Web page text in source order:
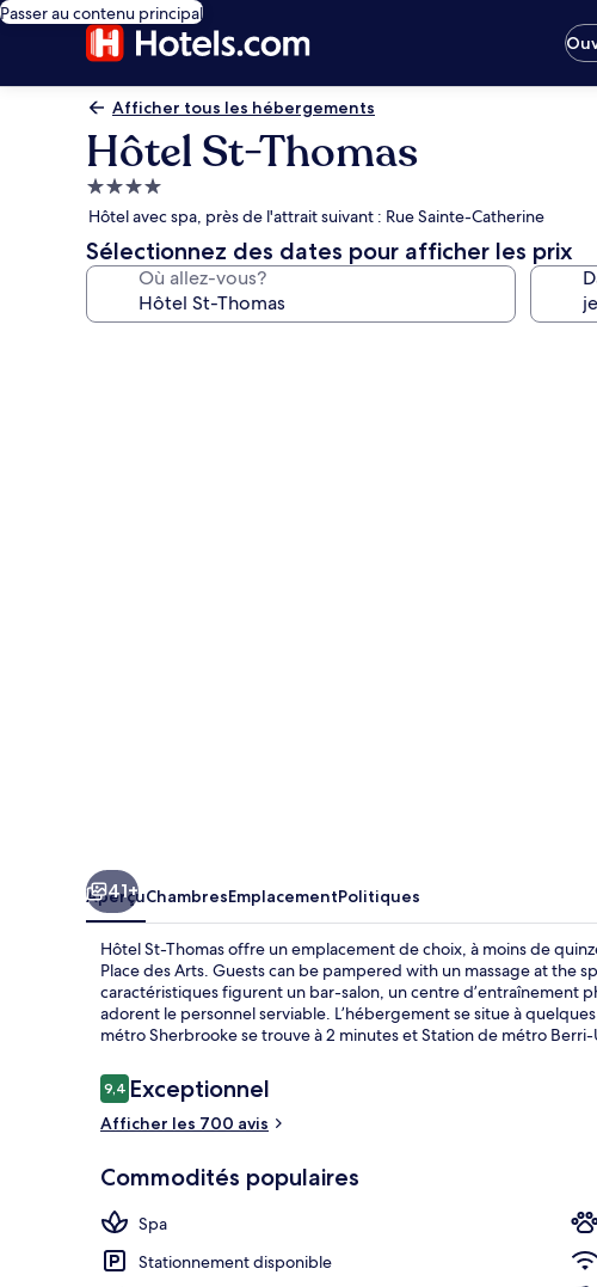
Passer au contenu principal
Afficher tous les hébergements
Hôtel St-Thomas
Hébergement
4.0 étoiles
Hôtel avec spa, près de l'attrait suivant : Rue Sainte-Catherine
Sélectionnez des dates pour afficher les prix
Où allez-vous?
41+
AperçuChambresEmplacementPolitiques
Hôtel St-Thomas offre un emplacement de choix, à moins de
Place des Arts. Guests can be pampered with un massage at the
caractéristiques figurent un bar-salon, un centre d’entraînement
adorent le personnel serviable. L’hébergement se situe à
métro Sherbrooke se trouve à 2 minutes et Station de métro
Avis
9,49,4 sur 10 –
Exceptionnel
Afficher les 700 avis
Commodités populaires
Spa
Stationnement disponible